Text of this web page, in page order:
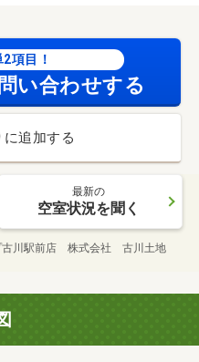
項目！
い合わせする
追加する
最新の
空室状況を聞く
古川駅前店 株式会社 古川土地